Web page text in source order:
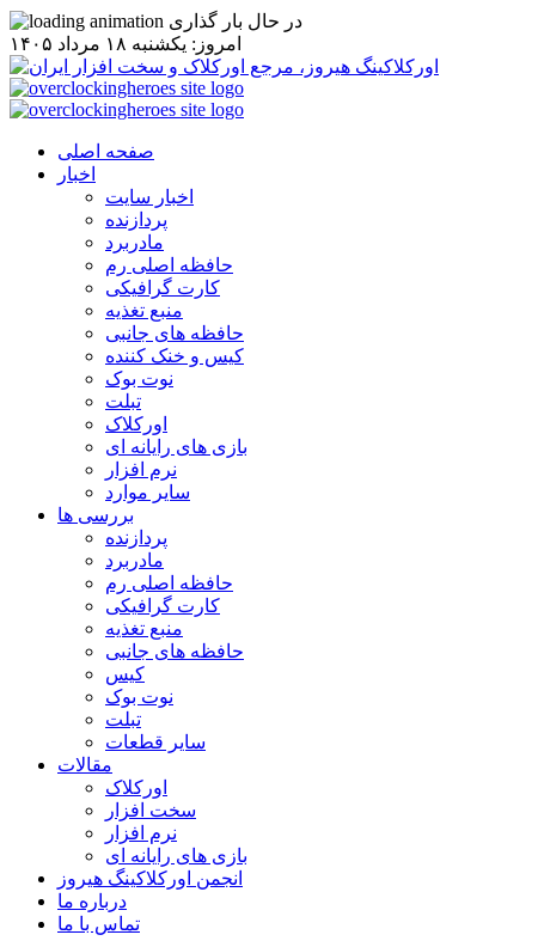
در حال بار گذاری
امروز: يکشنبه ۱۸ مرداد ۱۴۰۵
صفحه اصلی
اخبار
اخبار سایت
پردازنده
مادربرد
حافظه اصلی رم
کارت گرافیکی
منبع تغذیه
حافظه های جانبی
کیس و خنک کننده
نوت بوک
تبلت
اورکلاک
بازی های رایانه ای
نرم افزار
سایر موارد
بررسی ها
پردازنده
مادربرد
حافظه اصلی رم
کارت گرافیکی
منبع تغذیه
حافظه های جانبی
کیس
نوت بوک
تبلت
سایر قطعات
مقالات
اورکلاک
سخت افزار
نرم افزار
بازی های رایانه ای
انجمن اورکلاکینگ هیروز
درباره ما
تماس با ما